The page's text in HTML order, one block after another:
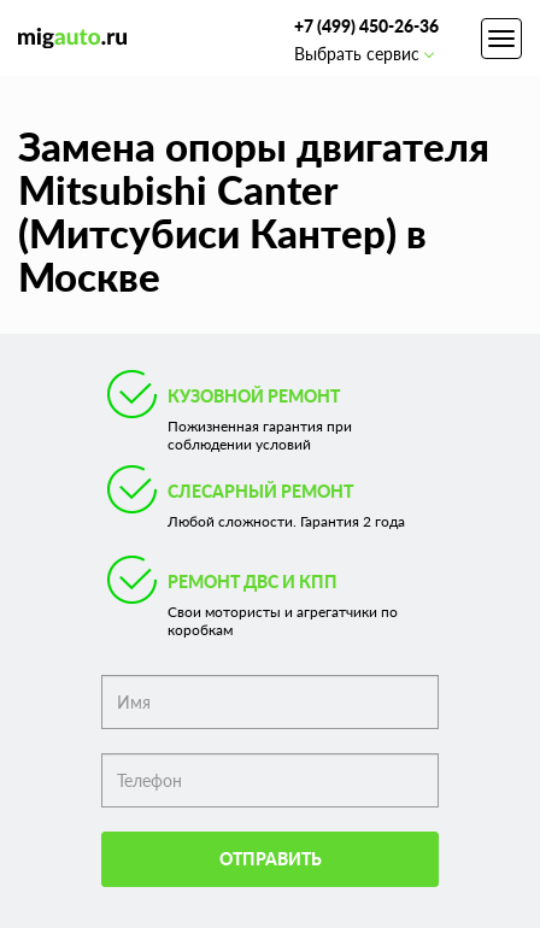
+7 (499) 450-26-36
Выбрать сервис
Замена опоры двигателя
Mitsubishi Canter
(Митсубиси Кантер) в
Москве
КУЗОВНОЙ РЕМОНТ
Пожизненная гарантия при
соблюдении условий
СЛЕСАРНЫЙ РЕМОНТ
Любой сложности. Гарантия 2 года
РЕМОНТ ДВС И КПП
Свои мотористы и агрегатчики по
коробкам
ОТПРАВИТЬ